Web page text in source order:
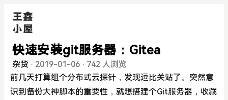
快速安装git服务器：Gitea
杂货 · 2019-01-06 · 742 人浏览
前几天打算组个分布式云探针，发现逗比关站了。突然意
识到备份大神脚本的重要性，就想搭建个Git服务器，收藏